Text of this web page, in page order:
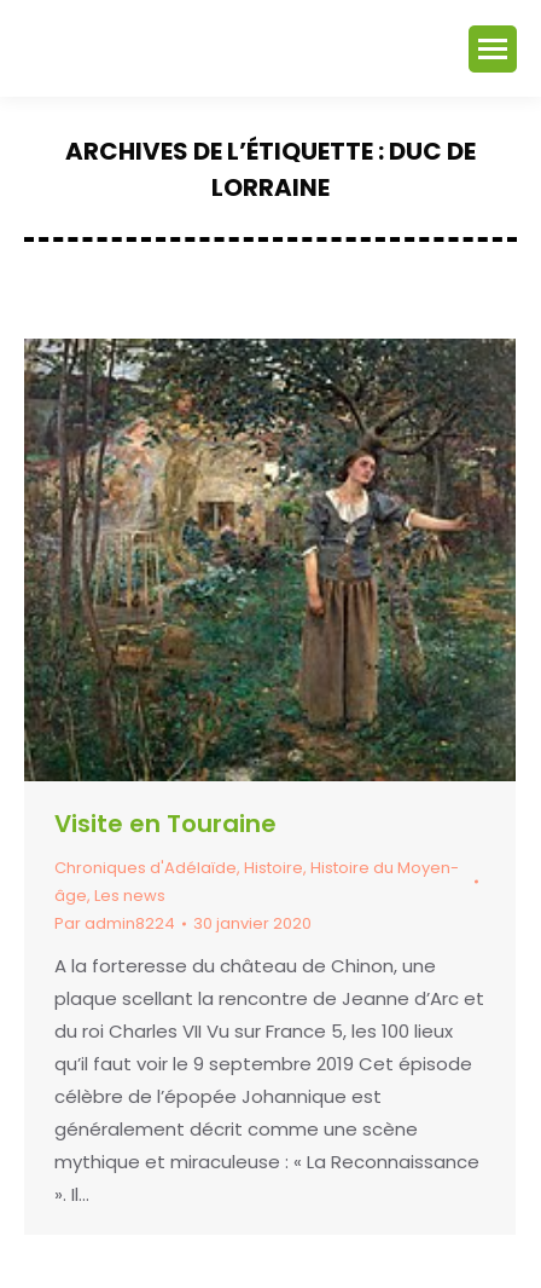
ARCHIVES DE L’ÉTIQUETTE :DUC DE
LORRAINE
Visite en Touraine
Chroniques d'Adélaïde, Histoire, Histoire du Moyen-
âge, Les news
Par admin8224 30 janvier 2020
A la forteresse du château de Chinon, une
plaque scellant la rencontre de Jeanne d’Arc et
du roi Charles VII Vu sur France 5, les 100 lieux
qu’il faut voir le 9 septembre 2019 Cet épisode
célèbre de l’épopée Johannique est
généralement décrit comme une scène
mythique et miraculeuse : « La Reconnaissance
». Il…